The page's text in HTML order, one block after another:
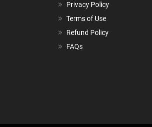
Privacy Policy
Terms of Use
Refund Policy
FAQs